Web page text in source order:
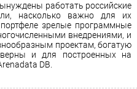
работать российские
насколько важно для их
зрелые программные
внедрениями, и
проектам, богатую
верны и для построенных на
DB.